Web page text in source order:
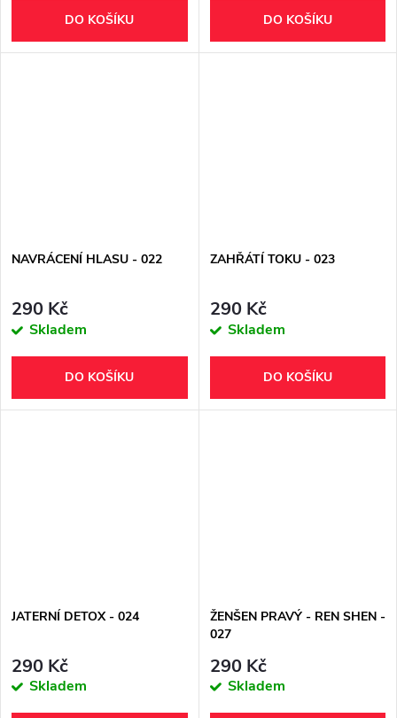
DO KOŠÍKU DO KOŠÍKU
NAVRÁCENÍ HLASU - 022
290 Kč
Skladem
DO KOŠÍKU
ZAHŘÁTÍ TOKU - 023
290 Kč
Skladem
DO KOŠÍKU
JATERNÍ DETOX - 024
290 Kč
Skladem
ŽENŠEN PRAVÝ - REN SHEN -
027
290 Kč
Skladem